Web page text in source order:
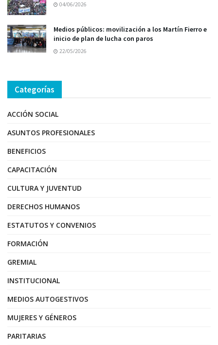
04/06/2026
Medios públicos: movilización a los Martín Fierro e
inicio de plan de lucha con paros
22/05/2026
Categorías
ACCIÓN SOCIAL
ASUNTOS PROFESIONALES
BENEFICIOS
CAPACITACIÓN
CULTURA Y JUVENTUD
DERECHOS HUMANOS
ESTATUTOS Y CONVENIOS
FORMACIÓN
GREMIAL
INSTITUCIONAL
MEDIOS AUTOGESTIVOS
MUJERES Y GÉNEROS
PARITARIAS